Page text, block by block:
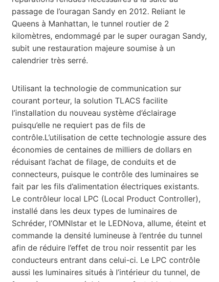
passage de l’ouragan Sandy en 2012. Reliant le
Queens à Manhattan, le tunnel routier de 2
kilomètres, endommagé par le super ouragan Sandy,
subit une restauration majeure soumise à un
calendrier très serré.
Utilisant la technologie de communication sur
courant porteur, la solution TLACS facilite
l’installation du nouveau système d’éclairage
puisqu’elle ne requiert pas de fils de
contrôle.L’utilisation de cette technologie assure des
économies de centaines de milliers de dollars en
réduisant l’achat de filage, de conduits et de
connecteurs, puisque le contrôle des luminaires se
fait par les fils d’alimentation électriques existants.
Le contrôleur local LPC (Local Product Controller),
installé dans les deux types de luminaires de
Schréder, l’OMNIstar et le LEDNova, allume, éteint et
commande la densité lumineuse à l’entrée du tunnel
afin de réduire l’effet de trou noir ressentit par les
conducteurs entrant dans celui-ci. Le LPC contrôle
aussi les luminaires situés à l’intérieur du tunnel, de